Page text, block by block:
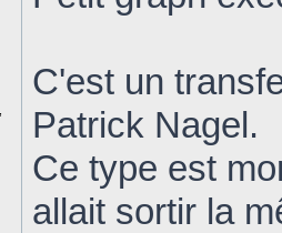
C'est un
Patrick Nagel.
Ce type est
allait sortir la